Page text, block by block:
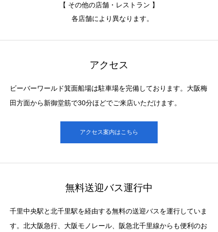
【 その他の店舗・レストラン 】
各店舗により異なります。
アクセス
ビーバーワールド箕面船場は駐車場を完備しております。大阪梅
田方面から新御堂筋で30分ほどでご来店いただけます。
アクセス案内はこちら
無料送迎バス運行中
千里中央駅と北千里駅を経由する無料の送迎バスを運行していま
す。北大阪急行、大阪モノレール、阪急北千里線からも便利のお